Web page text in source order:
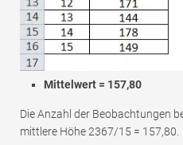
Mittelwert = 157,80
Die Anzahl der Beobachtungen
mittlere Höhe 2367/15 = 157,80.